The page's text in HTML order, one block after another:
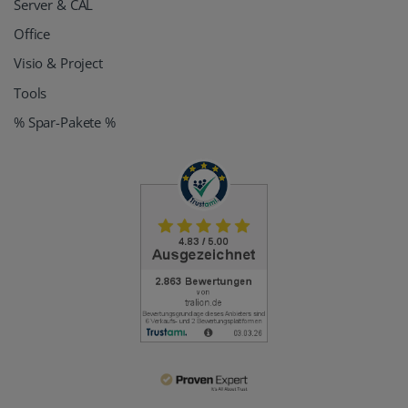
Server & CAL
Office
Visio & Project
Tools
% Spar-Pakete %